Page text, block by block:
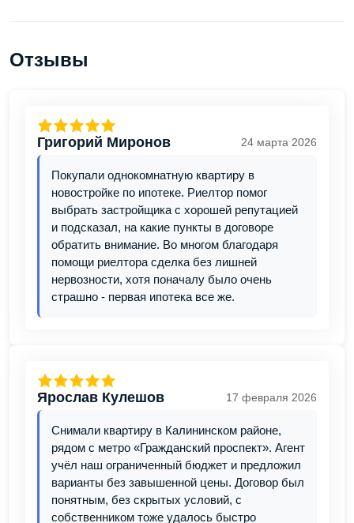
Отзывы
Григорий Миронов 24 марта 2026
Покупали однокомнатную квартиру в
новостройке по ипотеке. Риелтор помог
выбрать застройщика с хорошей репутацией
и подсказал, на какие пункты в договоре
обратить внимание. Во многом благодаря
помощи риелтора сделка без лишней
нервозности, хотя поначалу было очень
страшно - первая ипотека все же.
Ярослав Кулешов 17 февраля 2026
Снимали квартиру в Калининском районе,
рядом с метро «Гражданский проспект». Агент
учёл наш ограниченный бюджет и предложил
варианты без завышенной цены. Договор был
понятным, без скрытых условий, с
собственником тоже удалось быстро